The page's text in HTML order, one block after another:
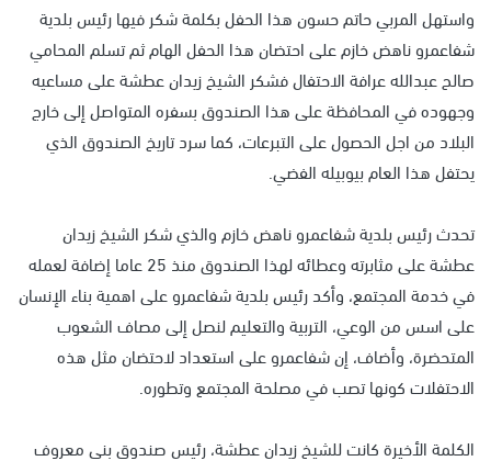
واستهل المربي حاتم حسون هذا الحفل بكلمة شكر فيها رئيس بلدية
شفاعمرو ناهض خازم على احتضان هذا الحفل الهام ثم تسلم المحامي
صالح عبدالله عرافة الاحتفال فشكر الشيخ زيدان عطشة على مساعيه
وجهوده في المحافظة على هذا الصندوق بسفره المتواصل إلى خارج
البلاد من اجل الحصول على التبرعات، كما سرد تاريخ الصندوق الذي
يحتفل هذا العام بيوبيله الفضي.
تحدث رئيس بلدية شفاعمرو ناهض خازم والذي شكر الشيخ زيدان
عطشة على مثابرته وعطائه لهذا الصندوق منذ 25 عاما إضافة لعمله
في خدمة المجتمع، وأكد رئيس بلدية شفاعمرو على اهمية بناء الإنسان
على اسس من الوعي، التربية والتعليم لنصل إلى مصاف الشعوب
المتحضرة، وأضاف، إن شفاعمرو على استعداد لاحتضان مثل هذه
الاحتفلات كونها تصب في مصلحة المجتمع وتطوره.
الكلمة الأخيرة كانت للشيخ زيدان عطشة، رئيس صندوق بني معروف